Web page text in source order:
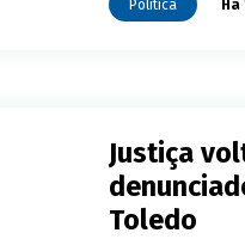
Política
Justiça
Toledo